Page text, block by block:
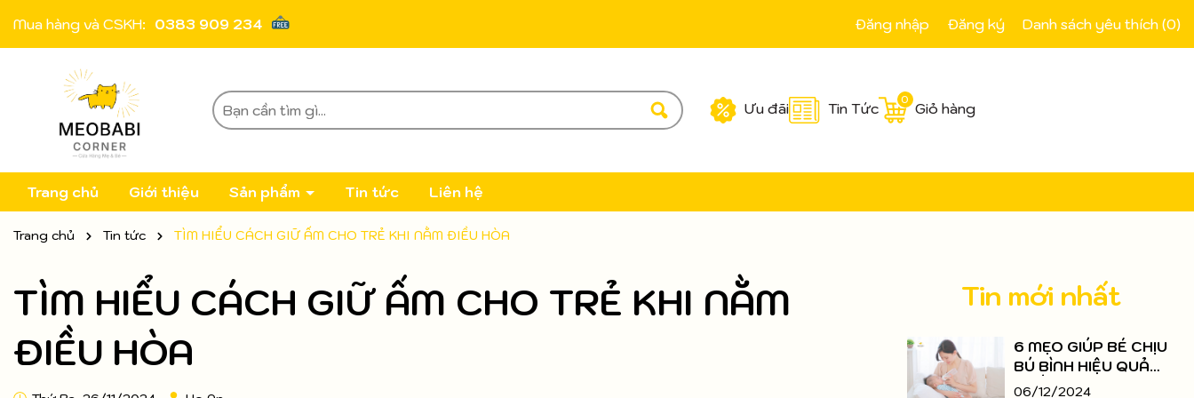
Mua hàng và CSKH: 0383 909 234 Đăng nhập Đăng ký Danh sách yêu thích (0)
Ưu đãi Tin Tức Giỏ hàng
0
Trang chủ Giới thiệu Sản phẩm Tin tức Liên hệ
Trang chủ Tin tức TÌM HIỂU CÁCH GIỮ ẤM CHO TRẺ KHI NẰM ĐIỀU HÒA
TÌM HIỂU CÁCH GIỮ ẤM CHO TRẺ KHI NẰM
ĐIỀU HÒA
Tin mới nhất
6 MẸO GIÚP BÉ CHỊU
BÚ BÌNH HIỆU QUẢ
NHẤT
06/12/2024